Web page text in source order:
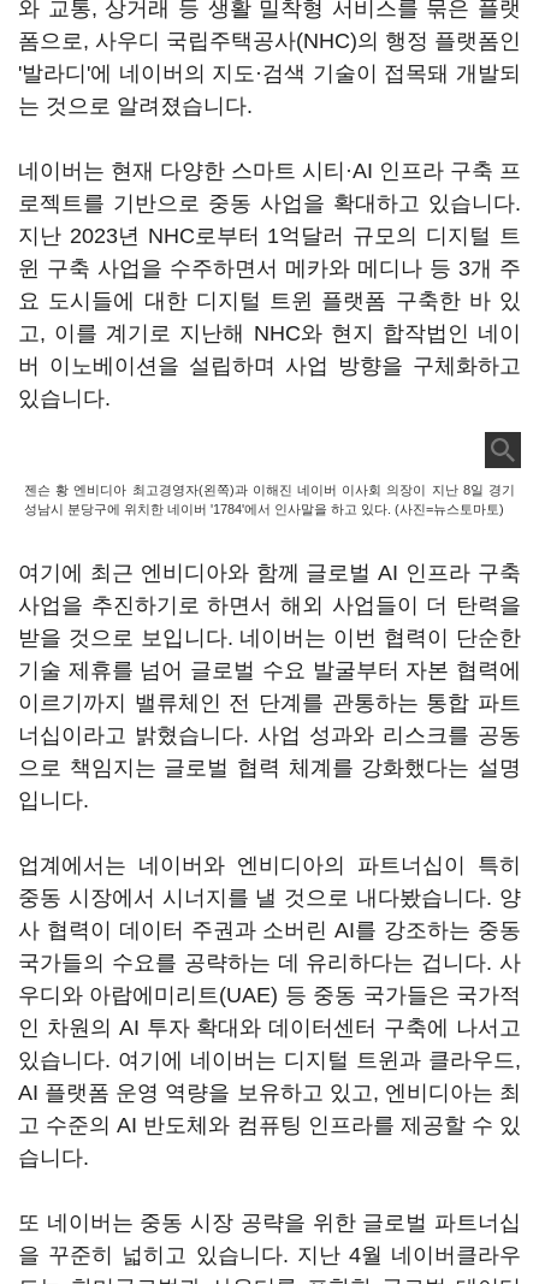
와 교통, 상거래 등 생활 밀착형 서비스를 묶은 플랫
폼으로, 사우디 국립주택공사(NHC)의 행정 플랫폼인
'발라디'에 네이버의 지도·검색 기술이 접목돼 개발되
는 것으로 알려졌습니다.
네이버는 현재 다양한 스마트 시티·AI 인프라 구축 프
로젝트를 기반으로 중동 사업을 확대하고 있습니다.
지난 2023년 NHC로부터 1억달러 규모의 디지털 트
윈 구축 사업을 수주하면서 메카와 메디나 등 3개 주
요 도시들에 대한 디지털 트윈 플랫폼 구축한 바 있
고, 이를 계기로 지난해 NHC와 현지 합작법인 네이
버 이노베이션을 설립하며 사업 방향을 구체화하고
있습니다.
젠슨 황 엔비디아 최고경영자(왼쪽)과 이해진 네이버 이사회 의장이 지난 8일 경기
성남시 분당구에 위치한 네이버 '1784'에서 인사말을 하고 있다. (사진=뉴스토마토)
여기에 최근 엔비디아와 함께 글로벌 AI 인프라 구축
사업을 추진하기로 하면서 해외 사업들이 더 탄력을
받을 것으로 보입니다. 네이버는 이번 협력이 단순한
기술 제휴를 넘어 글로벌 수요 발굴부터 자본 협력에
이르기까지 밸류체인 전 단계를 관통하는 통합 파트
너십이라고 밝혔습니다. 사업 성과와 리스크를 공동
으로 책임지는 글로벌 협력 체계를 강화했다는 설명
입니다.
업계에서는 네이버와 엔비디아의 파트너십이 특히
중동 시장에서 시너지를 낼 것으로 내다봤습니다. 양
사 협력이 데이터 주권과 소버린 AI를 강조하는 중동
국가들의 수요를 공략하는 데 유리하다는 겁니다. 사
우디와 아랍에미리트(UAE) 등 중동 국가들은 국가적
인 차원의 AI 투자 확대와 데이터센터 구축에 나서고
있습니다. 여기에 네이버는 디지털 트윈과 클라우드,
AI 플랫폼 운영 역량을 보유하고 있고, 엔비디아는 최
고 수준의 AI 반도체와 컴퓨팅 인프라를 제공할 수 있
습니다.
또 네이버는 중동 시장 공략을 위한 글로벌 파트너십
을 꾸준히 넓히고 있습니다. 지난 4월 네이버클라우